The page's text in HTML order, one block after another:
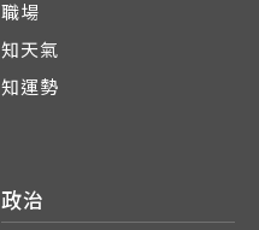
職場
知天氣
知運勢
政治